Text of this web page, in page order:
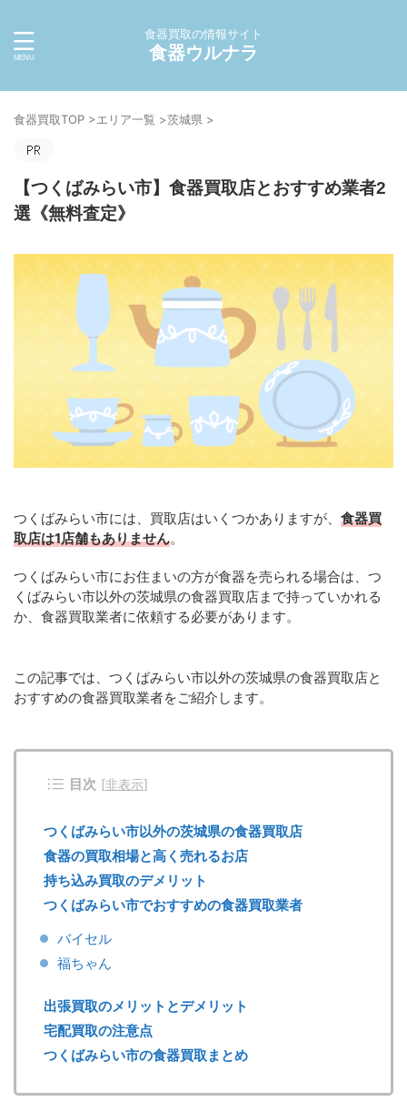
食器買取の情報サイト
食器ウルナラ
食器買取TOP >エリア一覧 >茨城県 >
【つくばみらい市】食器買取店とおすすめ業者2
選《無料査定》
つくばみらい市には、買取店はいくつかありますが、 食器買
取店は1店舗もありません。
つくばみらい市にお住まいの方が食器を売られる場合は、つ
くばみらい市以外の茨城県の食器買取店まで持っていかれる
か、食器買取業者に依頼する必要があります。
この記事では、つくばみらい市以外の茨城県の食器買取店と
おすすめの食器買取業者をご紹介します。
目次 [非表示]
つくばみらい市以外の茨城県の食器買取店
食器の買取相場と高く売れるお店
持ち込み買取のデメリット
つくばみらい市でおすすめの食器買取業者
バイセル
福ちゃん
出張買取のメリットとデメリット
宅配買取の注意点
つくばみらい市の食器買取まとめ